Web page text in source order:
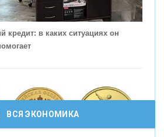
из главных трендов в
бизнеса - «Интервью»
кредит: в каких ситуациях он
ВСЯ ЭКОНОМИКА